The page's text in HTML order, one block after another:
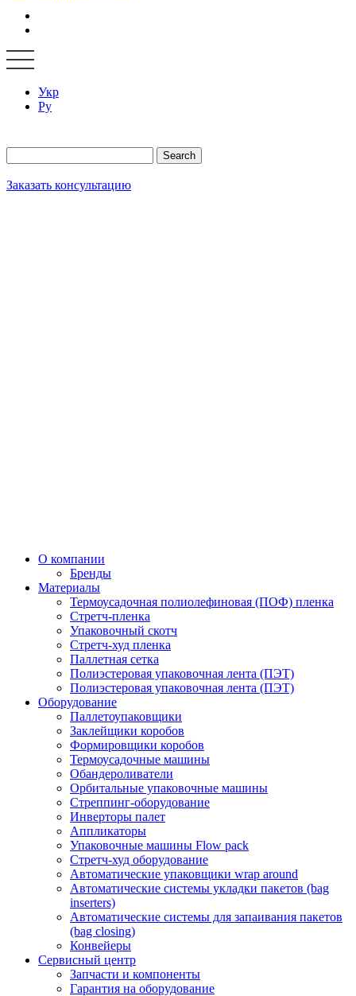
Укр
Ру
Search
Заказать консультацию
О компании
Бренды
Материалы
Термоусадочная полиолефиновая (ПОФ) пленка
Стретч-пленка
Упаковочный скотч
Стретч-худ пленка
Паллетная сетка
Полиэстеровая упаковочная лента (ПЭТ)
Полиэстеровая упаковочная лента (ПЭТ)
Оборудование
Паллетоупаковщики
Заклейщики коробов
Формировщики коробов
Термоусадочные машины
Обандероливатели
Орбитальные упаковочные машины
Стреппинг-оборудование
Инверторы палет
Аппликаторы
Упаковочные машины Flow pack
Стретч-худ оборудование
Автоматические упаковщики wrap around
Автоматические системы укладки пакетов (bag
inserters)
Автоматические системы для запаивания пакетов
(bag closing)
Конвейеры
Сервисный центр
Запчасти и компоненты
Гарантия на оборудование